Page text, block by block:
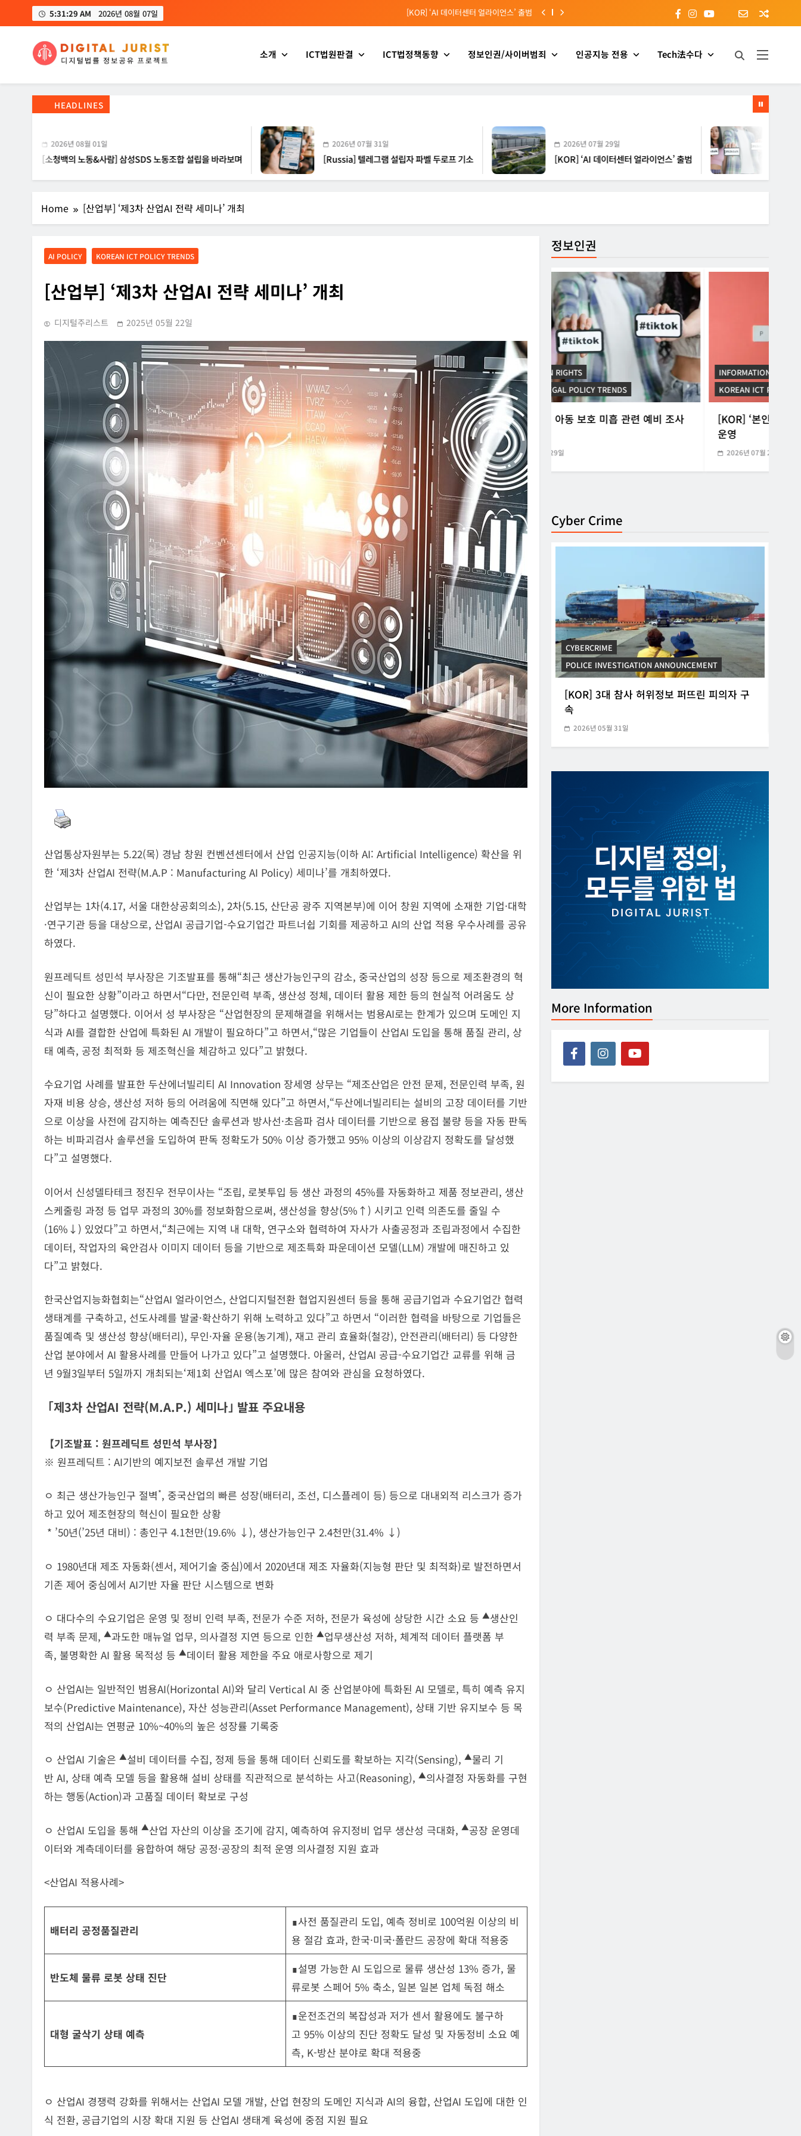
5:31:30 AM 2026년 08월 07일 [KOR] ‘AI 데이터센터 얼라이언스’ 출범
[소청백의 노동&사람] 삼성SDS 노동조합 설립을 바라보며
[Russia] 텔레그램 설립자 파벨 두로프 기소
[EU] 틱톡의 아동 보호 미흡 관련 예비 조사결과 발표
디지털주리스트
소개 ICT법원판결 ICT법정책동향 정보인권/사이버범죄 인공지능 전용 Tech法수다
HEADLINES
년 08월 01일
백의 노동&사람] 삼성SDS 노동조합 설립을 바라보며
2026년 07월 31일
[Russia] 텔레그램 설립자 파벨 두로프 기소
2026년 07월 29일
[KOR] ‘AI 데이터센터 얼라이언스’ 출범
2026년 07월 29일
[EU] 틱톡의 아동 보호
Home [산업부] ‘제3차 산업AI 전략 세미나’ 개최
AI POLICY KOREAN ICT POLICY TRENDS
[산업부] ‘제3차 산업AI 전략 세미나’ 개최
디지털주리스트 2025년 05월 22일
산업통상자원부는 5.22(목) 경남 창원 컨벤션센터에서 산업 인공지능(이하 AI: Artificial Intelligence) 확산을 위
한 ‘제3차 산업AI 전략(M.A.P : Manufacturing AI Policy) 세미나’를 개최하였다.
산업부는 1차(4.17, 서울 대한상공회의소), 2차(5.15, 산단공 광주 지역본부)에 이어 창원 지역에 소재한 기업·대학
·연구기관 등을 대상으로, 산업AI 공급기업-수요기업간 파트너쉽 기회를 제공하고 AI의 산업 적용 우수사례를 공유
하였다.
원프레딕트 성민석 부사장은 기조발표를 통해“최근 생산가능인구의 감소, 중국산업의 성장 등으로 제조환경의 혁
신이 필요한 상황”이라고 하면서“다만, 전문인력 부족, 생산성 정체, 데이터 활용 제한 등의 현실적 어려움도 상
당”하다고 설명했다. 이어서 성 부사장은 “산업현장의 문제해결을 위해서는 범용AI로는 한계가 있으며 도메인 지
식과 AI를 결합한 산업에 특화된 AI 개발이 필요하다”고 하면서,“많은 기업들이 산업AI 도입을 통해 품질 관리, 상
태 예측, 공정 최적화 등 제조혁신을 체감하고 있다”고 밝혔다.
수요기업 사례를 발표한 두산에너빌리티 AI Innovation 장세영 상무는 “제조산업은 안전 문제, 전문인력 부족, 원
자재 비용 상승, 생산성 저하 등의 어려움에 직면해 있다”고 하면서,“두산에너빌리티는 설비의 고장 데이터를 기반
으로 이상을 사전에 감지하는 예측진단 솔루션과 방사선·초음파 검사 데이터를 기반으로 용접 불량 등을 자동 판독
하는 비파괴검사 솔루션을 도입하여 판독 정확도가 50% 이상 증가했고 95% 이상의 이상감지 정확도를 달성했
다”고 설명했다.
이어서 신성델타테크 정진우 전무이사는 “조립, 로봇투입 등 생산 과정의 45%를 자동화하고 제품 정보관리, 생산
스케줄링 과정 등 업무 과정의 30%를 정보화함으로써, 생산성을 향상(5%↑) 시키고 인력 의존도를 줄일 수
(16%↓) 있었다”고 하면서,“최근에는 지역 내 대학, 연구소와 협력하여 자사가 사출공정과 조립과정에서 수집한
데이터, 작업자의 육안검사 이미지 데이터 등을 기반으로 제조특화 파운데이션 모델(LLM) 개발에 매진하고 있
다”고 밝혔다.
한국산업지능화협회는“산업AI 얼라이언스, 산업디지털전환 협업지원센터 등을 통해 공급기업과 수요기업간 협력
생태계를 구축하고, 선도사례를 발굴·확산하기 위해 노력하고 있다”고 하면서 “이러한 협력을 바탕으로 기업들은
품질예측 및 생산성 향상(배터리), 무인·자율 운용(농기계), 재고 관리 효율화(철강), 안전관리(배터리) 등 다양한
산업 분야에서 AI 활용사례를 만들어 나가고 있다”고 설명했다. 아울러, 산업AI 공급-수요기업간 교류를 위해 금
년 9월3일부터 5일까지 개최되는‘제1회 산업AI 엑스포’에 많은 참여와 관심을 요청하였다.
｢제3차 산업AI 전략(M.A.P.) 세미나｣ 발표 주요내용
【기조발표 : 원프레딕트 성민석 부사장】
※ 원프레딕트 : AI기반의 예지보전 솔루션 개발 기업
ㅇ 최근 생산가능인구 절벽*, 중국산업의 빠른 성장(배터리, 조선, 디스플레이 등) 등으로 대내외적 리스크가 증가
하고 있어 제조현장의 혁신이 필요한 상황
* ’50년(’25년 대비) : 총인구 4.1천만(19.6% ↓), 생산가능인구 2.4천만(31.4% ↓)
ㅇ 1980년대 제조 자동화(센서, 제어기술 중심)에서 2020년대 제조 자율화(지능형 판단 및 최적화)로 발전하면서
기존 제어 중심에서 AI기반 자율 판단 시스템으로 변화
ㅇ 대다수의 수요기업은 운영 및 정비 인력 부족, 전문가 수준 저하, 전문가 육성에 상당한 시간 소요 등 ▲생산인
력 부족 문제, ▲과도한 매뉴얼 업무, 의사결정 지연 등으로 인한 ▲업무생산성 저하, 체계적 데이터 플랫폼 부
족, 불명확한 AI 활용 목적성 등 ▲데이터 활용 제한을 주요 애로사항으로 제기
ㅇ 산업AI는 일반적인 범용AI(Horizontal AI)와 달리 Vertical AI 중 산업분야에 특화된 AI 모델로, 특히 예측 유지
보수(Predictive Maintenance), 자산 성능관리(Asset Performance Management), 상태 기반 유지보수 등 목
적의 산업AI는 연평균 10%~40%의 높은 성장률 기록중
ㅇ 산업AI 기술은 ▲설비 데이터를 수집, 정제 등을 통해 데이터 신뢰도를 확보하는 지각(Sensing), ▲물리 기
반 AI, 상태 예측 모델 등을 활용해 설비 상태를 직관적으로 분석하는 사고(Reasoning), ▲의사결정 자동화를 구현
하는 행동(Action)과 고품질 데이터 확보로 구성
ㅇ 산업AI 도입을 통해 ▲산업 자산의 이상을 조기에 감지, 예측하여 유지정비 업무 생산성 극대화, ▲공장 운영데
이터와 계측데이터를 융합하여 해당 공정·공장의 최적 운영 의사결정 지원 효과
<산업AI 적용사례>
배터리 공정품질관리
∎사전 품질관리 도입, 예측 정비로 100억원 이상의 비
용 절감 효과, 한국·미국·폴란드 공장에 확대 적용중
반도체 물류 로봇 상태 진단
∎설명 가능한 AI 도입으로 물류 생산성 13% 증가, 물
류로봇 스페어 5% 축소, 일본 일본 업체 독점 해소
대형 굴삭기 상태 예측
∎운전조건의 복잡성과 저가 센서 활용에도 불구하
고 95% 이상의 진단 정확도 달성 및 자동정비 소요 예
측, K-방산 분야로 확대 적용중
ㅇ 산업AI 경쟁력 강화를 위해서는 산업AI 모델 개발, 산업 현장의 도메인 지식과 AI의 융합, 산업AI 도입에 대한 인
식 전환, 공급기업의 시장 확대 지원 등 산업AI 생태계 육성에 중점 지원 필요
정보인권
SUPREME COURT RULING
이지에 특정 정당과
의 글을 게시하거나
게시한 사건
INFORMATION RIGHTS
OVERSEAS LEGAL POLICY TRENDS
[Russia] 텔레그램 설립자 파벨 두로프 기소
2026년 07월 31일
INFORMATION RIGHTS
OVERSEAS LEGAL POLICY TRENDS
[EU] 틱톡의 아동 보호 미흡 관련 예비 조사
결과 발표
2026년 07월 29일
INFORMATION RIGHTS
KOREAN ICT POLICY TRENDS
[KOR] ‘본인전송요구권’ 사전협의 지원 시범
Cyber Crime
아이피티브이 운영자
AI POLICY CYBERCRIME
[KOR] AI 기반 ‘성착취물 탐지 프로그램’ 개
CYBERCRIME
POLICE INVESTIGATION ANNOUNCEMENT
[KOR] 3대 참사 허위정보 퍼뜨린 피의자 구
속
2026년 05월 31일
CYBERCRIME KOREAN ICT POLICY TRENDS
[KOR] 중기 대상 랜섬웨어 보안권고문 배포
More Information